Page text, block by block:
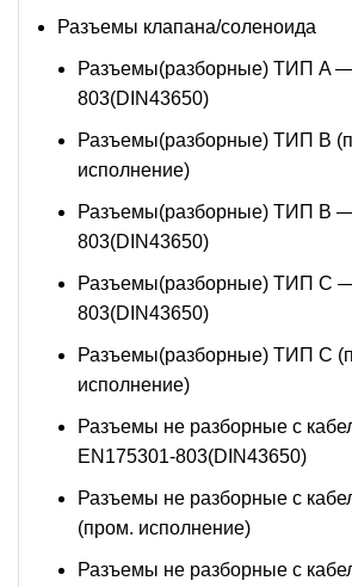
Разъемы клапана/соленоида
Разъемы(разборные) ТИП A
803(DIN43650)
Разъемы(разборные) ТИП В
исполнение)
Разъемы(разборные) ТИП B
803(DIN43650)
Разъемы(разборные) ТИП C
803(DIN43650)
Разъемы(разборные) ТИП С
исполнение)
Разъемы не разборные с
EN175301-803(DIN43650)
Разъемы не разборные с
(пром. исполнение)
Разъемы не разборные с